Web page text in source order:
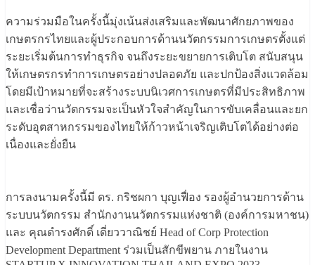
ความร่วมมือในครั้งนี้มุ่งเน้นส่งเสริมและพัฒนาศักยภาพของ
เกษตรกรไทยและผู้ประกอบการด้านนวัตกรรมการเกษตรตั้งแต่
ระยะเริ่มต้นการทำธุรกิจ จนถึงระยะขยายการเติบโต สนับสนุน
ให้เกษตรกรทำการเกษตรอย่างปลอดภัย และปกป้องสิ่งแวดล้อม
โดยมีเป้าหมายที่จะสร้างระบบนิเวศการเกษตรที่มีประสิทธิภาพ
และเชื่อว่านวัตกรรมจะเป็นหัวใจสำคัญในการขับเคลื่อนและยก
ระดับอุตสาหกรรมของไทยให้ก้าวหน้าเจริญเติบโตได้อย่างต่อ
เนื่องและยั่งยืน
การลงนามครั้งนี้มี ดร. กริชผกา บุญเฟื่อง รองผู้อำนวยการด้าน
ระบบนวัตกรรม สำนักงานนวัตกรรมแห่งชาติ (องค์การมหาชน)
และ คุณดำรงศักดิ์ เดี่ยววาณิชย์ Head of Corp Protection
Development Department ร่วมเป็นสักขีพยาน ภายในงาน